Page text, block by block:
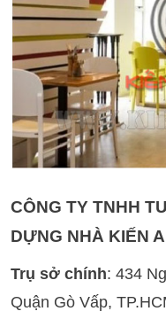
CÔNG TY TNHH
DỰNG NHÀ KIẾN
Trụ sở chính: 434
Quận Gò Vấp,